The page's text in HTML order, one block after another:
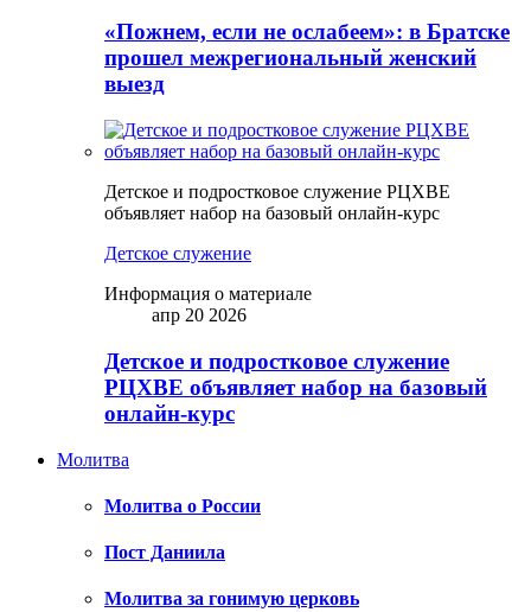
«Пожнем, если не ослабеем»: в Братске
прошел межрегиональный женский
выезд
Детское и подростковое служение РЦХВЕ
объявляет набор на базовый онлайн-курс
Детское служение
Информация о материале
апр 20 2026
Детское и подростковое служение
РЦХВЕ объявляет набор на базовый
онлайн-курс
Молитва
Молитва о России
Пост Даниила
Молитва за гонимую церковь